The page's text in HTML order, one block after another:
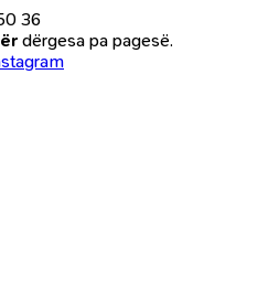
36
dërgesa pa pagesë.